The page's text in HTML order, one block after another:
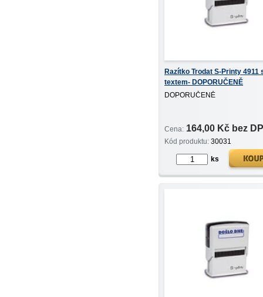
Razítko Trodat S-Printy 4911
textem- DOPORUČENĚ
DOPORUČENĚ
Cena: 164,00 Kč bez
Kód produktu: 30031
ks